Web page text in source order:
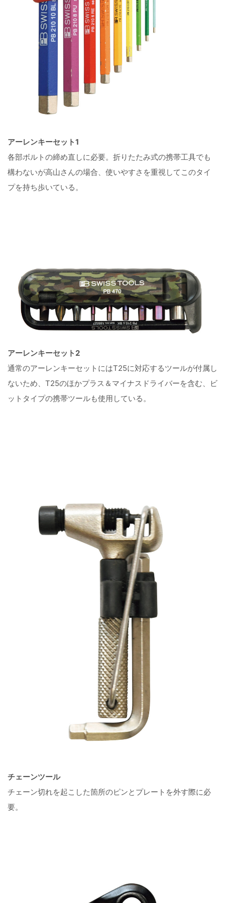
アーレンキーセット1
各部ボルトの締め直しに必要。折りたたみ式の携帯工具でも
構わないが高山さんの場合、使いやすさを重視してこのタイ
プを持ち歩いている。
アーレンキーセット2
通常のアーレンキーセットにはT25に対応するツールが付属し
ないため、T25のほかプラス＆マイナスドライバーを含む、ビ
ットタイプの携帯ツールも使用している。
チェーンツール
チェーン切れを起こした箇所のピンとプレートを外す際に必
要。